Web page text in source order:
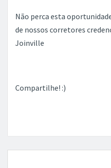
Não perca esta
de nossos corretores
Joinville
Compartilhe! :)